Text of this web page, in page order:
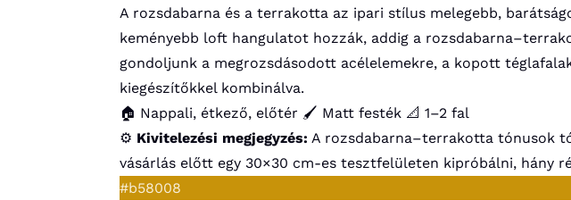
A rozsdabarna és a terrakotta az ipari stílus melegebb,
keményebb loft hangulatot hozzák, addig a
gondoljunk a megrozsdásodott acélelemekre, a kopott
kiegészítőkkel kombinálva.
🏠 Nappali, étkező, előtér 🖌️ Matt festék 📐 1–2 fal
⚙️ Kivitelezési megjegyzés: A rozsdabarna–terrakotta tónusok
vásárlás előtt egy 30×30 cm-es tesztfelületen kipróbálni, hány
#b58008